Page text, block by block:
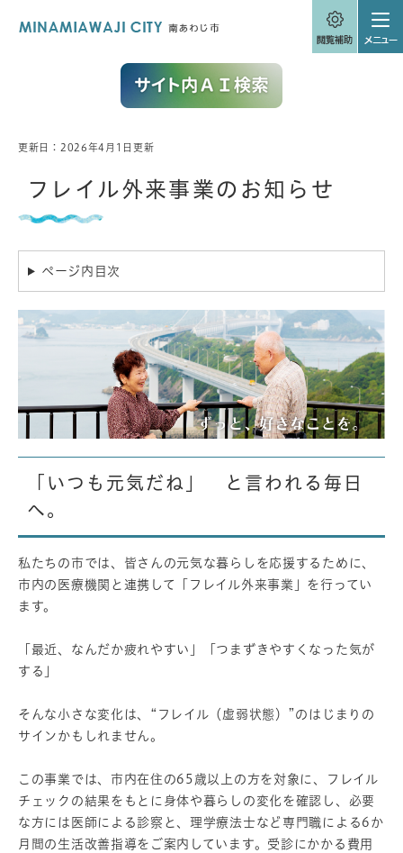
本
更新日：2026年4月1日更新
フレイル外来事業のお知らせ
ページ内目次
「いつも元気だね」 と言われる毎日
へ。
私たちの市では、皆さんの元気な暮らしを応援するために、
市内の医療機関と連携して「フレイル外来事業」を行ってい
ます。
「最近、なんだか疲れやすい」「つまずきやすくなった気が
する」
そんな小さな変化は、“フレイル（虚弱状態）”のはじまりの
サインかもしれません。
この事業では、市内在住の65歳以上の方を対象に、フレイル
チェックの結果をもとに身体や暮らしの変化を確認し、必要
な方には医師による診察と、理学療法士など専門職による6か
月間の生活改善指導をご案内しています。受診にかかる費用